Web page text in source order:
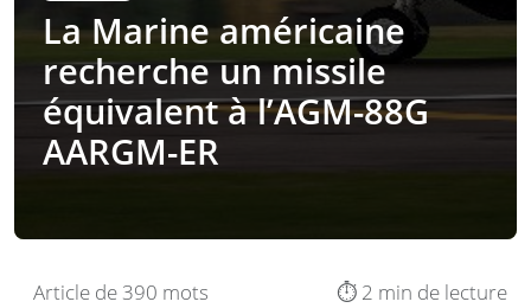
La Marine américaine
recherche un missile
équivalent à l’AGM-88G
AARGM-ER
Article de 390 mots ⏱️ 2 min de lecture